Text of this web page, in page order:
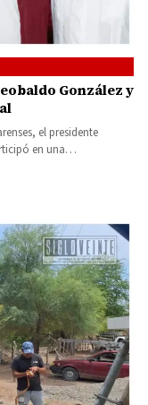
González y
el presidente
en una…